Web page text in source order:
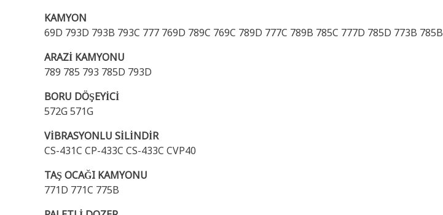
KAMYON
69D 793D 793B 793C 777 769D 789C 769C 789D 777C 789B 785C 777D 785D 773B 785B
ARAZİ KAMYONU
789 785 793 785D 793D
BORU DÖŞEYİCİ
572G 571G
VİBRASYONLU SİLİNDİR
CS-431C CP-433C CS-433C CVP40
TAŞ OCAĞI KAMYONU
771D 771C 775B